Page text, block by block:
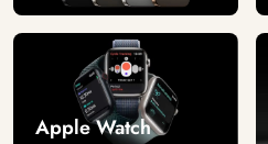
Apple Watch